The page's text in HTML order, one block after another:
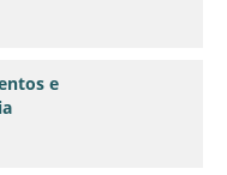
e